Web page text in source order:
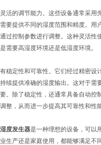
的调节能力。这些设备通常采用
要提供不同的湿度范围和精度。用
过控制参数进行调整。这种灵活性
需要高湿度环境还是低湿度环境。
定性和可靠性。它们经过精密设
续提供准确的湿度输出。这对于需
。除了稳定性，还通常具备自动控
整，从而进一步提高其可靠性和性能
湿度发生器是一种理想的设备，可以
生产还是家庭使用，都能够满足不